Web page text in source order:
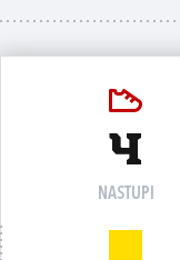
4
NASTUPI